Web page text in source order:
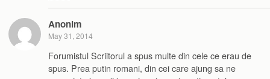
Anonim
May 31, 2014
Forumistul Scriitorul a spus multe din cele ce erau de
spus. Prea putin romani, din cei care ajung sa ne